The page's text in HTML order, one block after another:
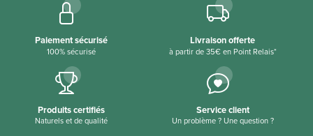
Paiement sécurisé
100% sécurisé
Livraison offerte
à partir de 35€ en Point Relais*
Produits certifiés
Naturels et de qualité
Service client
Un problème ? Une question ?